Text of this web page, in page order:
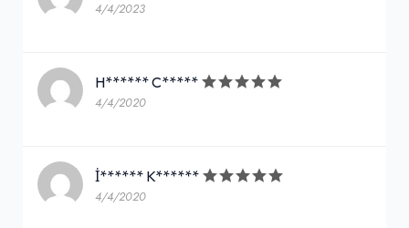
4/4/2023
H****** C*****
4/4/2020
İ****** K******
4/4/2020